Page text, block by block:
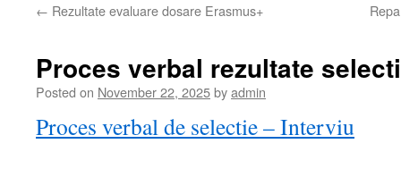
← Rezultate evaluare dosare Erasmus+
Proces verbal rezultate
Posted on November 22, 2025byadmin
Proces verbal de selectie – Interviu